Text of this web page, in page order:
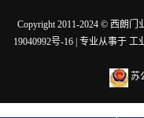
Copyright 2011-2024 © 西朗门
19040992号-16 | 专业从事于 工
苏